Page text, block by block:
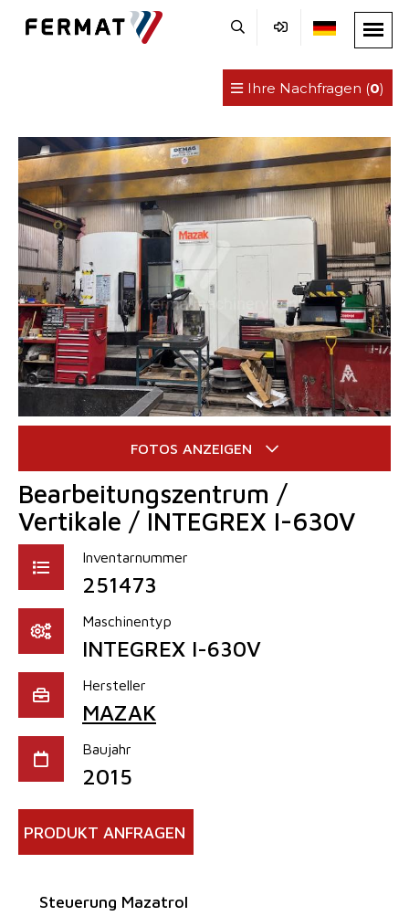
Ihre Nachfragen (0)
Bearbeitungszentrum /
Vertikale / INTEGREX I-630V
Inventarnummer
251473
Maschinentyp
INTEGREX I-630V
Hersteller
MAZAK
Baujahr
2015
PRODUKT ANFRAGEN
Steuerung Mazatrol